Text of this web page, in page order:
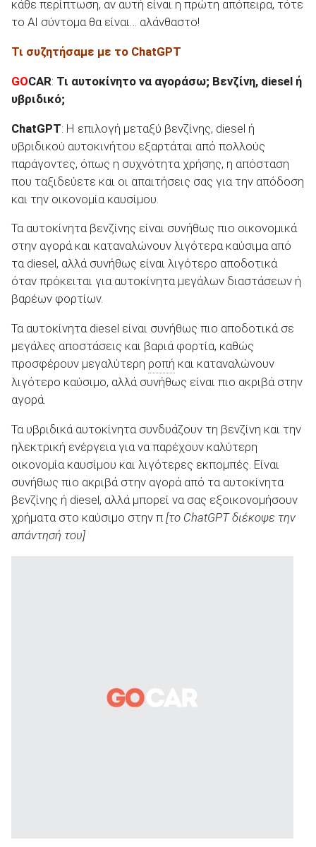
κάθε περίπτωση, αν αυτή είναι η πρώτη απόπειρα, τότε
το AI σύντομα θα είναι… αλάνθαστο!
Τι συζητήσαμε με το ChatGPT
GOCAR: Τι αυτοκίνητο να αγοράσω; Βενζίνη, diesel ή
υβριδικό;
ChatGPT: Η επιλογή μεταξύ βενζίνης, diesel ή
υβριδικού αυτοκινήτου εξαρτάται από πολλούς
παράγοντες, όπως η συχνότητα χρήσης, η απόσταση
που ταξιδεύετε και οι απαιτήσεις σας για την απόδοση
και την οικονομία καυσίμου.
Τα αυτοκίνητα βενζίνης είναι συνήθως πιο οικονομικά
στην αγορά και καταναλώνουν λιγότερα καύσιμα από
τα diesel, αλλά συνήθως είναι λιγότερο αποδοτικά
όταν πρόκειται για αυτοκίνητα μεγάλων διαστάσεων ή
βαρέων φορτίων.
Τα αυτοκίνητα diesel είναι συνήθως πιο αποδοτικά σε
μεγάλες αποστάσεις και βαριά φορτία, καθώς
προσφέρουν μεγαλύτερη ροπή και καταναλώνουν
λιγότερο καύσιμο, αλλά συνήθως είναι πιο ακριβά στην
αγορά.
Τα υβριδικά αυτοκίνητα συνδυάζουν τη βενζίνη και την
ηλεκτρική ενέργεια για να παρέχουν καλύτερη
οικονομία καυσίμου και λιγότερες εκπομπές. Είναι
συνήθως πιο ακριβά στην αγορά από τα αυτοκίνητα
βενζίνης ή diesel, αλλά μπορεί να σας εξοικονομήσουν
χρήματα στο καύσιμο στην π [το ChatGPT διέκοψε την
απάντησή του]